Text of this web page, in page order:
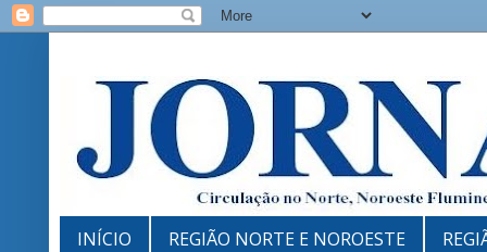
INÍCIO REGIÃO NORTE E NOROESTE